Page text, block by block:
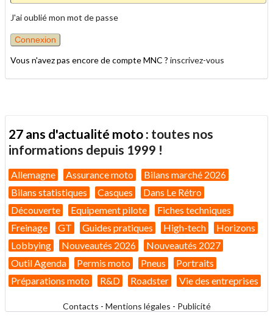
J'ai oublié mon mot de passe
Vous n'avez pas encore de compte MNC ? inscrivez-vous
27 ans d'actualité moto : toutes nos
informations depuis 1999 !
Allemagne Assurance moto
Bilans marché 2026
Bilans statistiques
Casques
Dans Le Rétro
Découverte
Equipement pilote
Fiches techniques
Freinage
GT Guides pratiques High-tech
Horizons
Lobbying
Nouveautés 2026
Nouveautés 2027
Outil Agenda
Permis moto Pneus
Portraits
Préparations moto
R&D Roadster Vie des entreprises
Contacts - Mentions légales - Publicité